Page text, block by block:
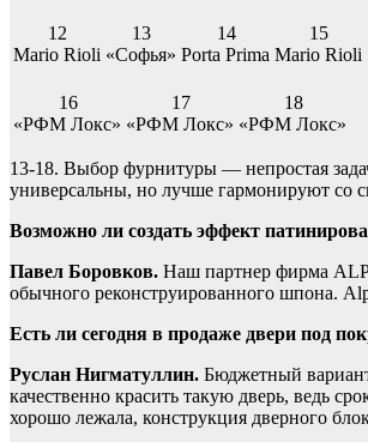
12
Mario Rioli
13
«Софья»
14
Porta Prima
15
Mario Rioli
16
«РФМ Локс»
17
«РФМ Локс»
18
«РФМ Локс»
13-18. Выбор фурнитуры — непростая
универсальны, но лучше гармонируют со
Возможно ли создать эффект
Павел Боровков. Наш партнер фирма
обычного реконструированного шпона.
Есть ли сегодня в продаже двери под
Руслан Нигматуллин. Бюджетный
качественно красить такую дверь, ведь
хорошо лежала, конструкция дверного